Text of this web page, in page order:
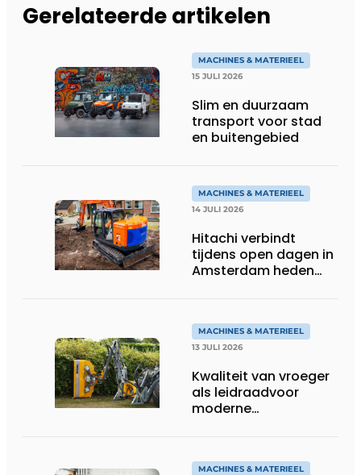
Gerelateerde artikelen
MACHINES & MATERIEEL
15 JULI 2026
Slim en duurzaam
transport voor stad
en buitengebied
MACHINES & MATERIEEL
14 JULI 2026
Hitachi verbindt
tijdens open dagen in
Amsterdam heden
MACHINES & MATERIEEL
13 JULI 2026
Kwaliteit van vroeger
als leidraadvoor
moderne
MACHINES & MATERIEEL